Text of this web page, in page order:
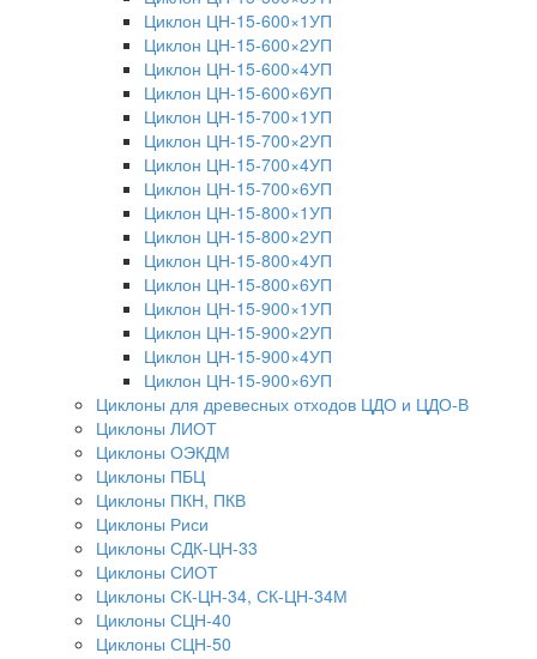
Циклон ЦН-15-600×1УП
Циклон ЦН-15-600×2УП
Циклон ЦН-15-600×4УП
Циклон ЦН-15-600×6УП
Циклон ЦН-15-700×1УП
Циклон ЦН-15-700×2УП
Циклон ЦН-15-700×4УП
Циклон ЦН-15-700×6УП
Циклон ЦН-15-800×1УП
Циклон ЦН-15-800×2УП
Циклон ЦН-15-800×4УП
Циклон ЦН-15-800×6УП
Циклон ЦН-15-900×1УП
Циклон ЦН-15-900×2УП
Циклон ЦН-15-900×4УП
Циклон ЦН-15-900×6УП
Циклоны для древесных отходов ЦДО и ЦДО-В
Циклоны ЛИОТ
Циклоны ОЭКДМ
Циклоны ПБЦ
Циклоны ПКН, ПКВ
Циклоны Риси
Циклоны СДК-ЦН-33
Циклоны СИОТ
Циклоны СК-ЦН-34, СК-ЦН-34М
Циклоны СЦН-40
Циклоны СЦН-50